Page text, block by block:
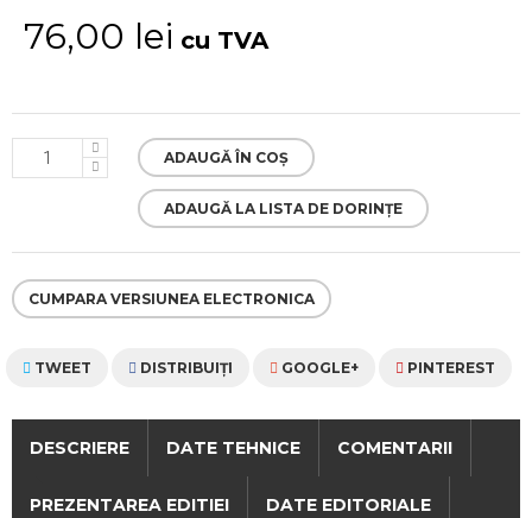
76,00 lei cu TVA
ADAUGĂ ÎN COȘ
ADAUGĂ LA LISTA DE DORINȚE
CUMPARA VERSIUNEA ELECTRONICA
TWEET DISTRIBUIŢI GOOGLE+ PINTEREST
DESCRIERE DATE TEHNICE COMENTARII
PREZENTAREA EDITIEI DATE EDITORIALE